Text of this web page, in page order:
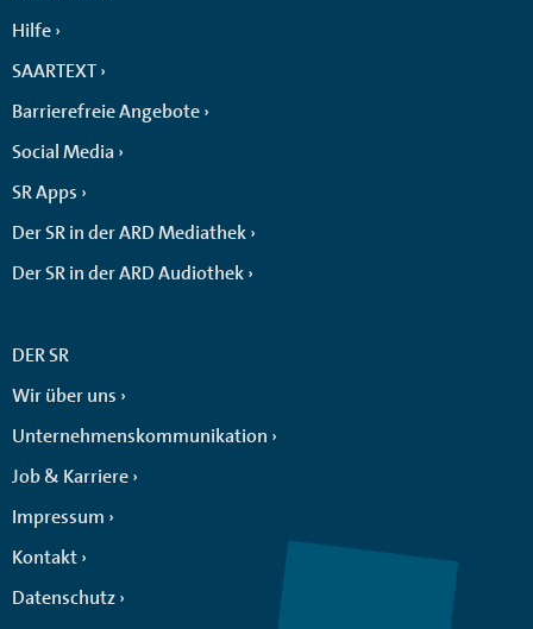
Hilfe
SAARTEXT
Barrierefreie Angebote
Social Media
SR Apps
Der SR in der ARD Mediathek
Der SR in der ARD Audiothek
DER SR
Wir über uns
Unternehmenskommunikation
Job & Karriere
Impressum
Kontakt
Datenschutz